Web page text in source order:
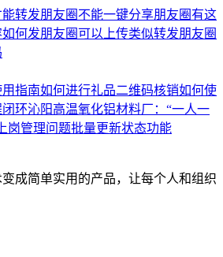
转发朋友圈 不能一键分享朋友圈有这
何发朋友圈可以上传类似转发朋友圈
指南如何进行礼品二维码核销如何使
环沁阳高温氧化铝材料厂：“一人一
岗管理问题批量更新状态功能
成简单实用的产品，让每个人和组织